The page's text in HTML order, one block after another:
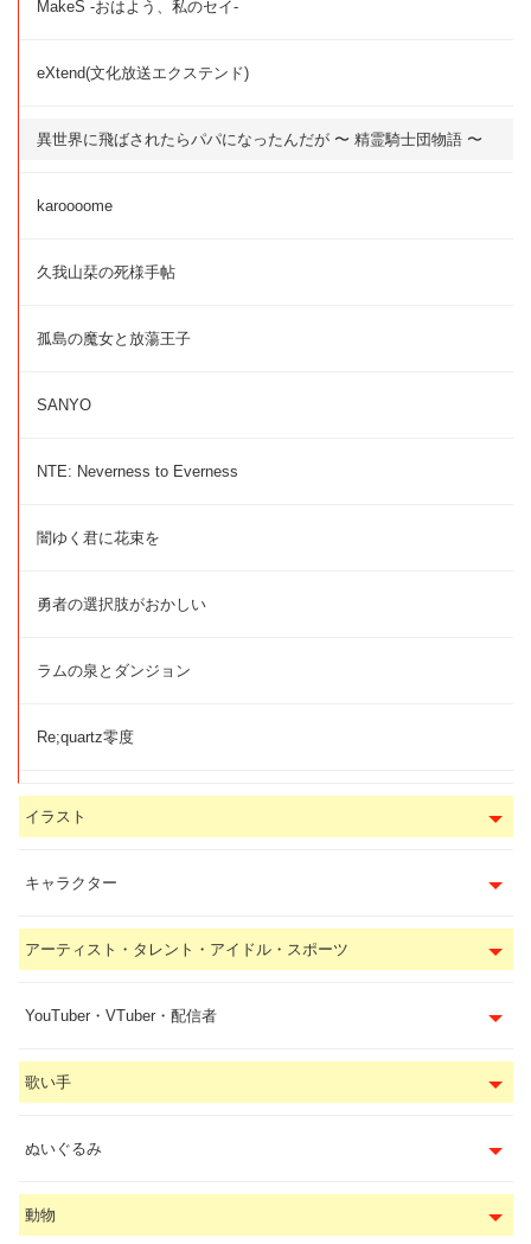
MakeS -おはよう、私のセイ-
eXtend(文化放送エクステンド)
異世界に飛ばされたらパパになったんだが 〜 精霊騎士団物語 〜
karoooome
久我山栞の死様手帖
孤島の魔女と放蕩王子
SANYO
NTE: Neverness to Everness
闇ゆく君に花束を
勇者の選択肢がおかしい
ラムの泉とダンジョン
Re;quartz零度
イラスト
キャラクター
アーティスト・タレント・アイドル・スポーツ
YouTuber・VTuber・配信者
歌い手
ぬいぐるみ
動物